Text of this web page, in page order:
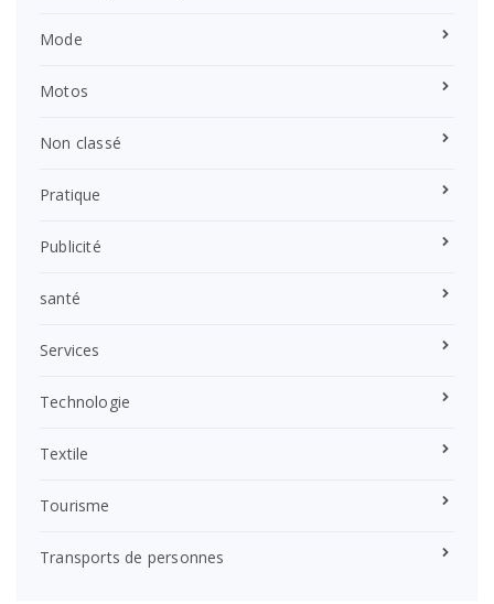
Mode
Motos
Non classé
Pratique
Publicité
santé
Services
Technologie
Textile
Tourisme
Transports de personnes